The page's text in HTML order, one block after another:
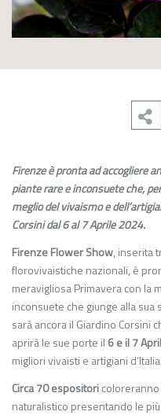
Firenze è pronta ad accogliere
piante rare e inconsuete che,
meglio del vivaismo e
Corsini dal 6 al 7 Aprile 2024.
Firenze Flower Show, inserita
florovivaistiche nazionali, è
meravigliosa Primavera con la
inconsuete che giunge alla
sarà ancora il Giardino Corsini
aprirà le sue porte il 6 e il 7
migliori vivaisti e artigiani d’Italia.
Circa 70 espositori
naturalistico presentando le